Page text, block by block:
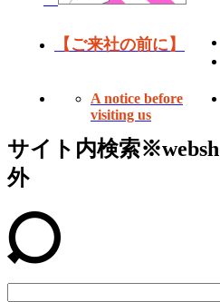
【ご来社の前に】
A notice before
visiting us
サイト内検索
外